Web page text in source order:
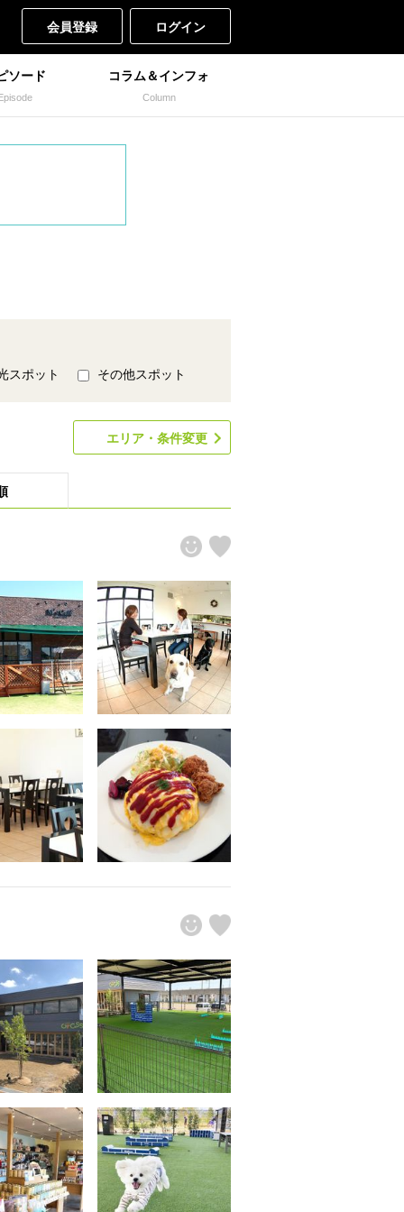
会員登録 ログイン
ソード コラム＆インフォ
Column
スポット その他スポット
エリア・条件変更